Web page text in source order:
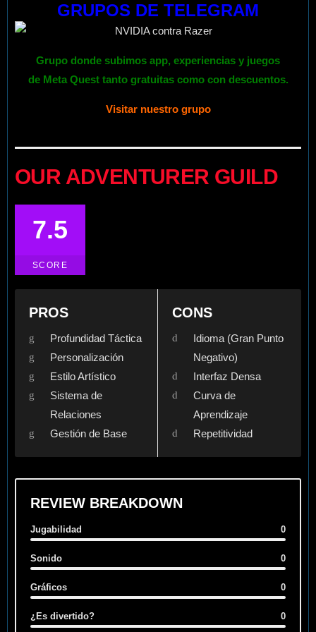
GRUPOS DE TELEGRAM
Grupo donde subimos app, experiencias y juegos
deMeta Questtanto gratuitas como con descuentos.
Visitar nuestro grupo
OUR ADVENTURER GUILD
7.5
SCORE
PROS
Profundidad Táctica
Personalización
Estilo Artístico
Sistema de
Relaciones
Gestión de Base
CONS
Idioma (Gran Punto
Negativo)
Interfaz Densa
Curva de
Aprendizaje
Repetitividad
REVIEW BREAKDOWN
Jugabilidad 0
Sonido 0
Gráficos 0
¿Es divertido? 0